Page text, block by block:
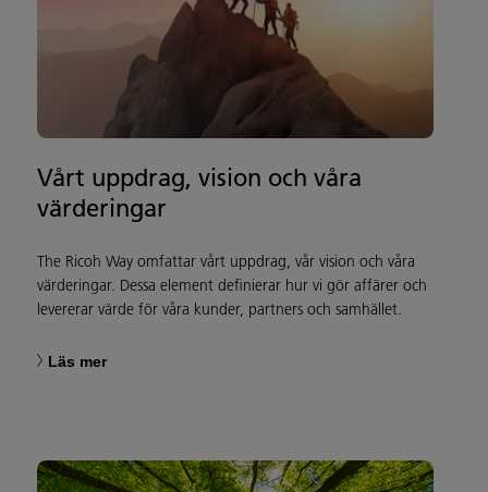
Vårt uppdrag, vision och våra
värderingar
The Ricoh Way omfattar vårt uppdrag, vår vision och våra
värderingar. Dessa element definierar hur vi gör affärer och
levererar värde för våra kunder, partners och samhället.
Läs mer